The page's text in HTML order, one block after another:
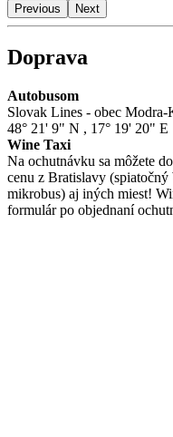
Previous Next
Doprava
Autobusom
Slovak Lines - obec Modra-
48° 21' 9" N , 17° 19' 20" E
Wine Taxi
Na ochutnávku sa môžete
cenu z Bratislavy
mikrobus) aj iných miest!
formulár po objednaní